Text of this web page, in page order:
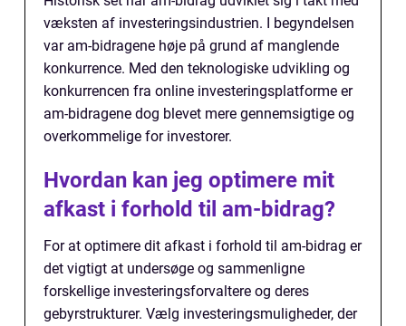
væksten af investeringsindustrien. I begyndelsen
var am-bidragene høje på grund af manglende
konkurrence. Med den teknologiske udvikling og
konkurrencen fra online investeringsplatforme er
am-bidragene dog blevet mere gennemsigtige og
overkommelige for investorer.
Hvordan kan jeg optimere mit
afkast i forhold til am-bidrag?
For at optimere dit afkast i forhold til am-bidrag er
det vigtigt at undersøge og sammenligne
forskellige investeringsforvaltere og deres
gebyrstrukturer. Vælg investeringsmuligheder, der